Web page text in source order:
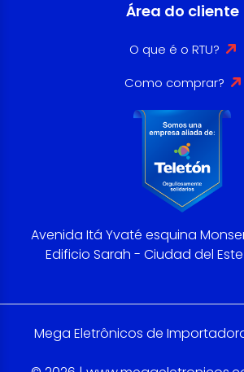
Área do cliente
O que é o RTU?
Como comprar?
Avenida Itá Yvaté esquina
Edificio Sarah - Ciudad del
Mega Eletrônicos de